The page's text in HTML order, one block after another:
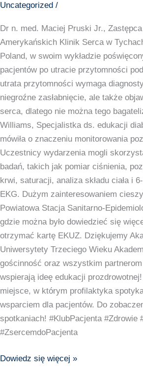
Uncategorized /
Dr n. med. Maciej Pruski Jr.,
Amerykańskich Klinik Serca w
Poland, w swoim wykładzie
pacjentów po utracie przytomności
utrata przytomności wymaga
niegroźne zasłabnięcie, ale także
serca, dlatego nie można tego
Williams, Specjalistka ds. edukacji
mówiła o znaczeniu monitorowania
Uczestnicy wydarzenia mogli
badań, takich jak pomiar ciśnienia,
krwi, saturacji, analiza składu ciała i
EKG. Dużym zainteresowaniem
Powiatowa Stacja Sanitarno-
gdzie można było dowiedzieć się
otrzymać kartę EKUZ. Dziękujemy
Uniwersytety Trzeciego Wieku
gościnność oraz wszystkim
wspierają ideę edukacji
miejsce, w którym profilaktyka
wsparciem dla pacjentów. Do
spotkaniach! #KlubPacjenta #Zdrowie
#ZsercemdoPacjenta
bezpłatnych
badań.
Dziękujemy
za
liczną
obecność
Dowiedz się więcej »